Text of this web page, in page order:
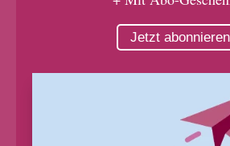
Jetzt abonnieren